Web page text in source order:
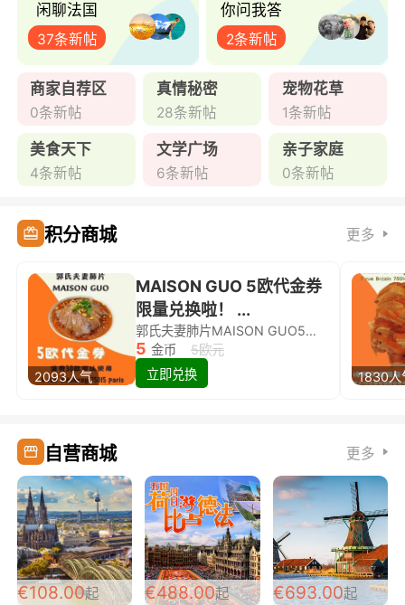
闲聊法国
37条新帖
你问我答
2条新帖
商家自荐区
0条新帖
真情秘密
28条新帖
宠物花草
1条新帖
美食天下
4条新帖
文学广场
6条新帖
亲子家庭
0条新帖
积分商城 更多
2093人气
MAISON GUO 5欧代金券
限量兑换啦！ ...
郭氏夫妻肺片MAISON GUO5欧代金券限量兑换啦！
5 金币
5欧元
立即兑换
1830人
自营商城 更多
€108.00起 €488.00起 €693.00起